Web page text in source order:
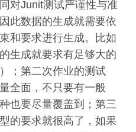
对Junit测试严谨性与准
此数据的生成就需要依
和要求进行生成。比如
生成就要求有足够大的
；第二次作业的测试
全面，不只要有一般
也要尽量覆盖到；第三
的要求就很高了，如果